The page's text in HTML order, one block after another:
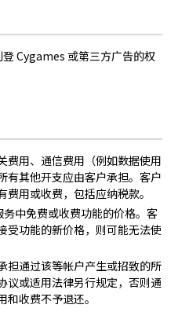
Cygames 或第三方广告的权
费用、通信费用（例如数据使用
有其他开支应由客户承担。客户
用或收费，包括应纳税款。
中免费或收费功能的价格。客
受功能的新价格，则可能无法使
担通过该等帐户产生或招致的所
议或适用法律另行规定，否则通
收费不予退还。